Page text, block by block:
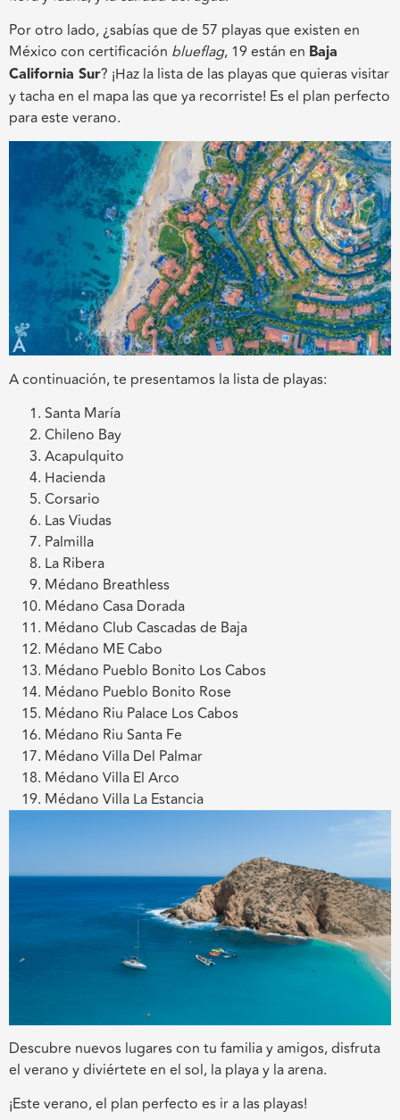
Por otro lado, ¿sabías que de 57 playas que existen en
México con certificación blueflag, 19 están en Baja
California Sur? ¡Haz la lista de las playas que quieras visitar
y tacha en el mapa las que ya recorriste! Es el plan perfecto
para este verano.
A continuación, te presentamos la lista de playas:
Santa María
Chileno Bay
Acapulquito
Hacienda
Corsario
Las Viudas
Palmilla
La Ribera
Médano Breathless
Médano Casa Dorada
Médano Club Cascadas de Baja
Médano ME Cabo
Médano Pueblo Bonito LosCabos
Médano Pueblo Bonito Rose
Médano Riu Palace Los Cabos
Médano Riu Santa Fe
Médano Villa Del Palmar
Médano Villa El Arco
Médano Villa La Estancia
Descubre nuevos lugares con tu familia y amigos, disfruta
el verano y diviértete en el sol, la playa y la arena.
¡Este verano, el plan perfecto es ir a las playas!